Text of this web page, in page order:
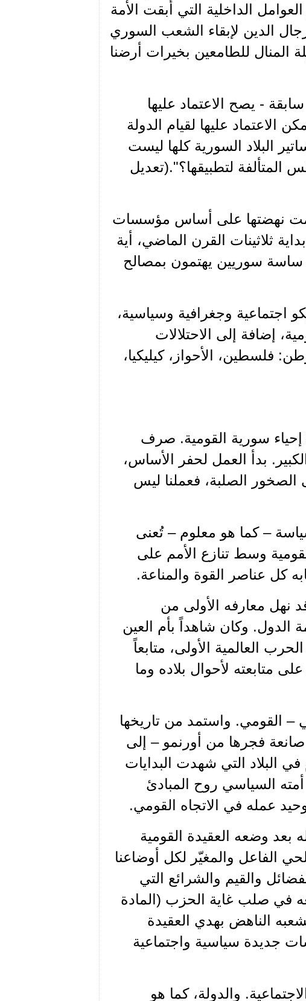
الداخلية التي أبقت الأمة
الدين لإبقاء الشعب السوري
المنال للطامعين بخيرات أرضنا
- يصح الاعتماد عليها
عليها لقيام الدولة
البلاد السورية كلها ليست
لتطبيقها؟".(تعديل
قامت نهضتها على أساس مؤسسات
ثلاثينات القرن الماضي، أية
ساسة سوريين يهتمون بمصالح
اجتماعية وجغرافية وسياسية،
إضافة إلى الاحتلالات
فلسطين، الأحواز، كيليكيا،
إحياء سورية القومية. صرف
بدأ العمل لحفر الأساس،
الصلبة، فعملنا ليس
– كما هو معلوم – تُعنى
وسط تنازع الأمم على
كل عناصر القوة والمناعة.
نهل معارفه الأولى من
الدول. وكان شاهداً بأم العين
العالمية الأولى، متابعاً
على متابعته لأحوال بلاده وما
– القومي. واستمد من تاريخها
فجرها من أورنمو – إلى
البلاد التي شهدت البدايات
أمته السياسي روح المبادئ
عمله في الاتجاه القومي.
بعد وضعه العقيدة القومية
الفاعل والمغيّر لكل أوضاعنا
والقيم والشرائع التي
في صلب غاية الحزب (المادة
الناهض بهدي العقيدة
جديدة سياسية واجتماعية
والدولة، كما هو